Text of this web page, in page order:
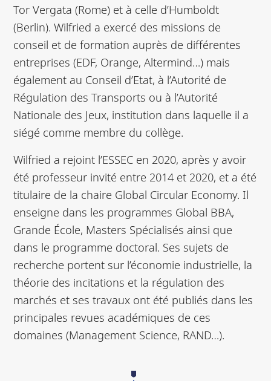
Tor Vergata (Rome) et à celle d’Humboldt
(Berlin). Wilfried a exercé des missions de
conseil et de formation auprès de différentes
entreprises (EDF, Orange, Altermind…) mais
également au Conseil d’Etat, à l’Autorité de
Régulation des Transports ou à l’Autorité
Nationale des Jeux, institution dans laquelle il a
siégé comme membre du collège.
Wilfried a rejoint l’ESSEC en 2020, après y avoir
été professeur invité entre 2014 et 2020, et a été
titulaire de la chaire Global Circular Economy. Il
enseigne dans les programmes Global BBA,
Grande École, Masters Spécialisés ainsi que
dans le programme doctoral. Ses sujets de
recherche portent sur l’économie industrielle, la
théorie des incitations et la régulation des
marchés et ses travaux ont été publiés dans les
principales revues académiques de ces
domaines (Management Science, RAND…).